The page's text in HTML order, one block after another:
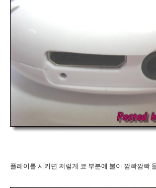
플레이를 시키면 저렇게 코 부분에 불이 깜빡깜빡